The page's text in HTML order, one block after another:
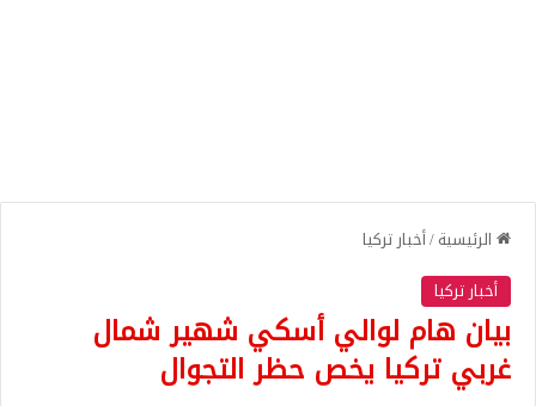
الرئيسية/أخبار تركيا
أخبار تركيا
بيان هام لوالي أسكي شهير شمال
غربي تركيا يخص حظر التجوال